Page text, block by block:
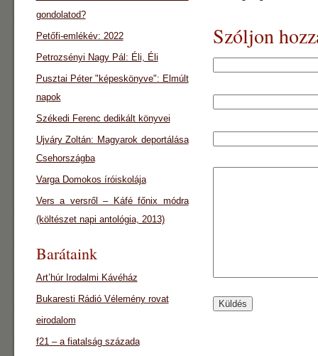
Szóljon
gondolatod?
Petőfi-emlékév: 2022
Petrozsényi Nagy Pál: Éli, Éli
Pusztai Péter "képeskönyve": Elmúlt
napok
Székedi Ferenc dedikált könyvei
Ujváry Zoltán: Magyarok deportálása
Csehországba
Varga Domokos íróiskolája
Vers a versről – Káfé főnix módra
(költészet napi antológia, 2013)
Barátaink
Art’húr Irodalmi Kávéház
Bukaresti Rádió Vélemény rovat
eirodalom
f21 – a fiatalság százada